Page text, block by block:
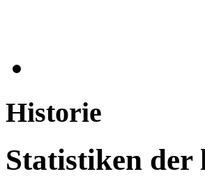
Historie
Statistiken der